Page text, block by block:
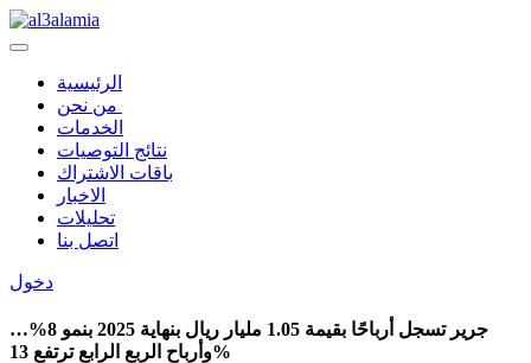
الرئيسية
الخدمات
نتائج التوصيات
باقات الاشتراك
الاخبار
تحليلات
اتصل بنا
دخول
جرير تسجل أرباحًا بقيمة 1.05 مليار ريال بنهاية 2025 بنمو 8%…
وأرباح الربع الرابع ترتفع 13%